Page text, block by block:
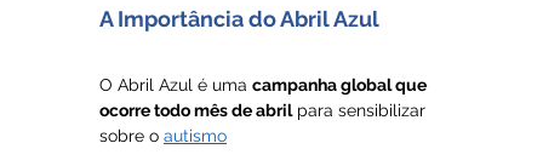
A Importância do Abril Azul
O Abril Azul é uma campanha global que
ocorre todo mês de abril para sensibilizar
sobre o autismo